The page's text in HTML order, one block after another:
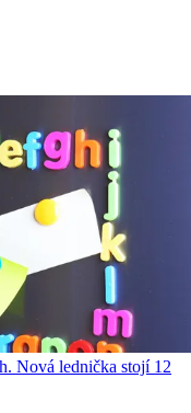
Nová lednička stojí 12